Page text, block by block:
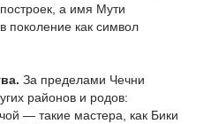
а имя Мути
поколение как символ
За пределами Чечни
районов и родов:
— такие мастера, как Бики